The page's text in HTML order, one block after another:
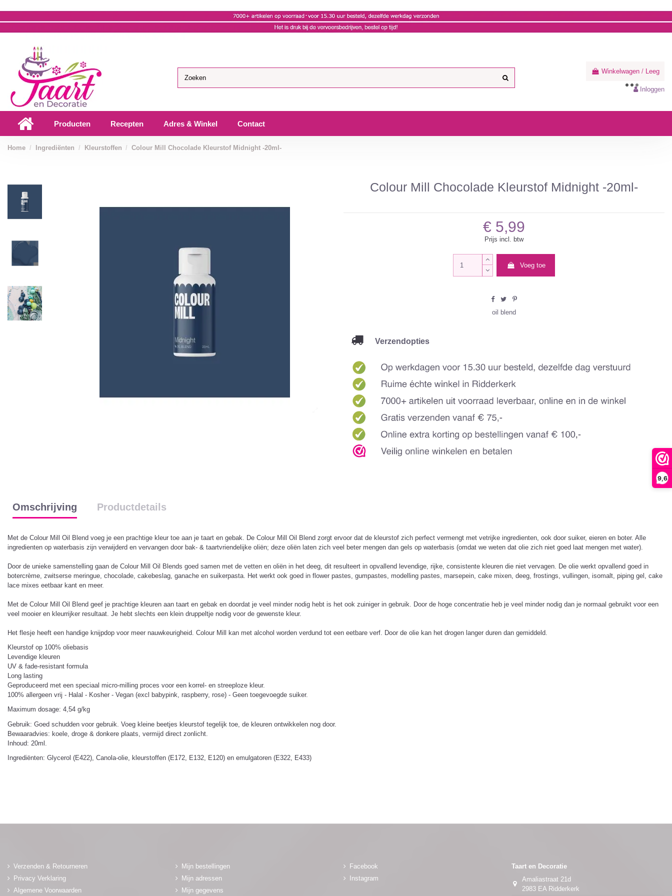
9,6
Winkelwagen / Leeg
Inloggen
Producten Recepten Adres & Winkel Contact
Home Ingrediënten Kleurstoffen Colour Mill Chocolade Kleurstof Midnight -20ml-
Colour Mill Chocolade Kleurstof Midnight -20ml-
€ 5,99
Prijs incl. btw
Voeg toe
oil blend
Verzendopties
Omschrijving Productdetails
Met de Colour Mill Oil Blend voeg je een prachtige kleur toe aan je taart en gebak. De Colour Mill Oil Blend zorgt ervoor dat de kleurstof zich perfect vermengt met vetrijke ingredienten, ook door suiker, eieren en boter. Alle
ingredienten op waterbasis zijn verwijderd en vervangen door bak- & taartvriendelijke oliën; deze oliën laten zich veel beter mengen dan gels op waterbasis (omdat we weten dat olie zich niet goed laat mengen met water).
Door de unieke samenstelling gaan de Colour Mill Oil Blends goed samen met de vetten en oliën in het deeg, dit resulteert in opvallend levendige, rijke, consistente kleuren die niet vervagen. De olie werkt opvallend goed in
botercrème, zwitserse meringue, chocolade, cakebeslag, ganache en suikerpasta. Het werkt ook goed in flower pastes, gumpastes, modelling pastes, marsepein, cake mixen, deeg, frostings, vullingen, isomalt, piping gel, cake
lace mixes eetbaar kant en meer.
Met de Colour Mill Oil Blend geef je prachtige kleuren aan taart en gebak en doordat je veel minder nodig hebt is het ook zuiniger in gebruik. Door de hoge concentratie heb je veel minder nodig dan je normaal gebruikt voor een
veel mooier en kleurrijker resultaat. Je hebt slechts een klein druppeltje nodig voor de gewenste kleur.
Het flesje heeft een handige knijpdop voor meer nauwkeurigheid. Colour Mill kan met alcohol worden verdund tot een eetbare verf. Door de olie kan het drogen langer duren dan gemiddeld.
Kleurstof op 100% oliebasis
Levendige kleuren
UV & fade-resistant formula
Long lasting
Geproduceerd met een speciaal micro-milling proces voor een korrel- en streeploze kleur.
100% allergeen vrij - Halal - Kosher - Vegan (excl babypink, raspberry, rose) - Geen toegevoegde suiker.
Maximum dosage: 4,54 g/kg
Gebruik: Goed schudden voor gebruik. Voeg kleine beetjes kleurstof tegelijk toe, de kleuren ontwikkelen nog door.
Bewaaradvies: koele, droge & donkere plaats, vermijd direct zonlicht.
Inhoud: 20ml.
Ingrediënten: Glycerol (E422), Canola-olie, kleurstoffen (E172, E132, E120) en emulgatoren (E322, E433)
Verzenden & Retourneren
Privacy Verklaring
Algemene Voorwaarden
Mijn bestellingen
Mijn adressen
Mijn gegevens
Facebook
Instagram
Taart en Decoratie
Amaliastraat 21d
2983 EA Ridderkerk